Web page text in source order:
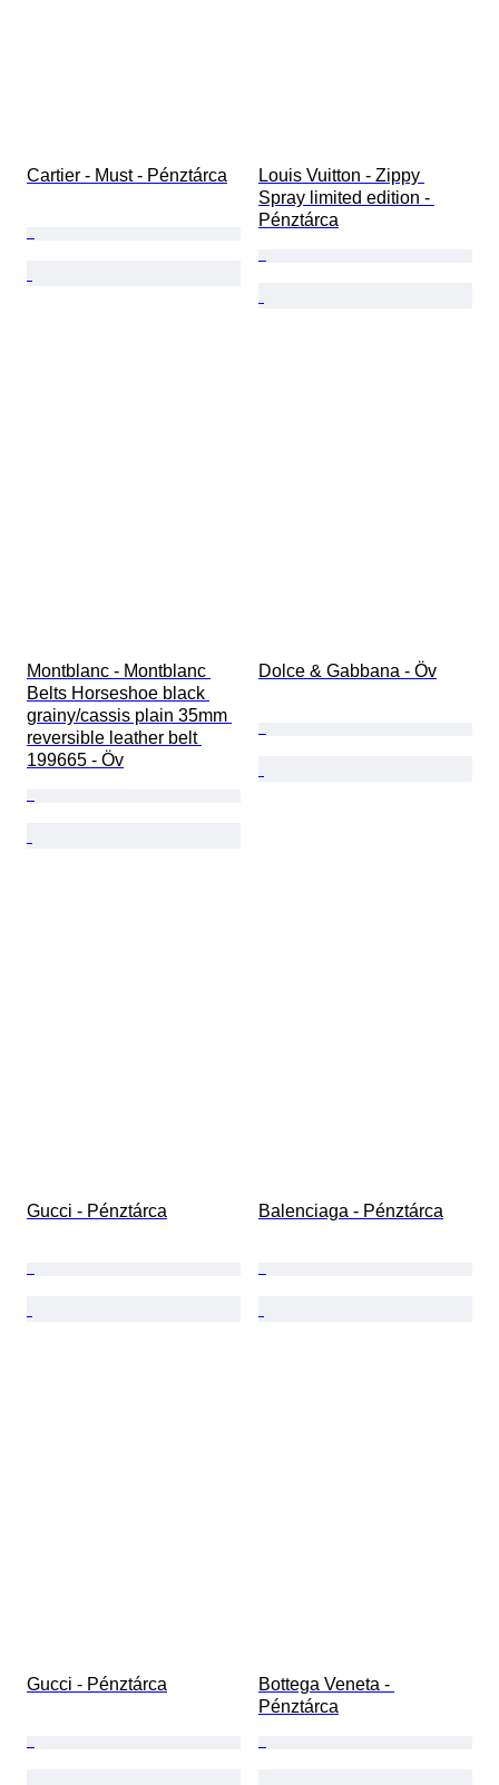
Cartier - Must - Pénztárca
Louis Vuitton - Zippy
Spray limited edition -
Pénztárca
Montblanc - Montblanc
Belts Horseshoe black
grainy/cassis plain 35mm
reversible leather belt
199665 - Öv
Dolce & Gabbana - Öv
Gucci - Pénztárca Balenciaga - Pénztárca
Gucci - Pénztárca
Bottega Veneta -
Pénztárca